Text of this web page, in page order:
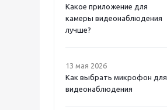
Какое приложение для
камеры видеонаблюдения
лучше?
13 мая 2026
Как выбрать микрофон для
видеонаблюдения